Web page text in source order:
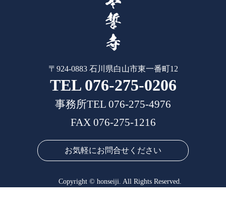
〒924-0883 石川県白山市東一番町12
TEL 076-275-0206
事務所TEL 076-275-4976
FAX 076-275-1216
お気軽にお問合せください
Copyright © honseiji. All Rights Reserved.